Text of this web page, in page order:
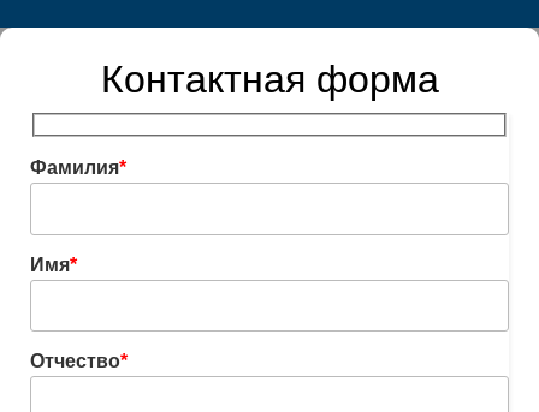
Контактная форма
Фамилия*
Имя*
Отчество*